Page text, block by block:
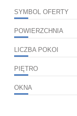
SYMBOL OFERTY
POWIERZCHNIA
LICZBA POKOI
PIĘTRO
OKNA